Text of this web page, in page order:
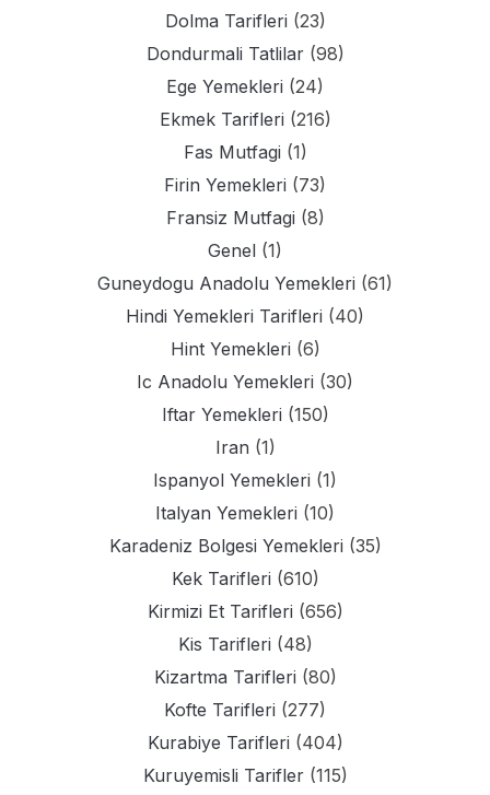
Dolma Tarifleri (23)
Dondurmali Tatlilar(98)
Ege Yemekleri (24)
Ekmek Tarifleri (216)
Fas Mutfagi (1)
Firin Yemekleri (73)
Fransiz Mutfagi (8)
Genel (1)
Guneydogu Anadolu Yemekleri (61)
Hindi Yemekleri Tarifleri (40)
Hint Yemekleri (6)
Ic Anadolu Yemekleri (30)
Iftar Yemekleri (150)
Iran (1)
Ispanyol Yemekleri (1)
Italyan Yemekleri (10)
Karadeniz Bolgesi Yemekleri (35)
Kek Tarifleri (610)
Kirmizi Et Tarifleri (656)
Kis Tarifleri (48)
Kizartma Tarifleri (80)
Kofte Tarifleri (277)
Kurabiye Tarifleri (404)
Kuruyemisli Tarifler(115)